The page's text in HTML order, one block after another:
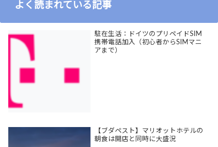
よく読まれている記事
駐在生活：ドイツのプリペイドSIM
携帯電話加入（初心者からSIMマニ
アまで）
【ブダペスト】マリオットホテルの
朝食は開店と同時に大盛況